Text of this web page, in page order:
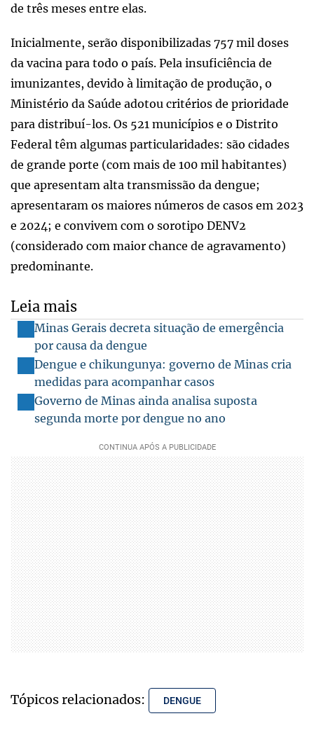
de três meses entre elas.
Inicialmente, serão disponibilizadas 757 mil doses
da vacina para todo o país. Pela insuficiência de
imunizantes, devido à limitação de produção, o
Ministério da Saúde adotou critérios de prioridade
para distribuí-los. Os 521 municípios e o Distrito
Federal têm algumas particularidades: são cidades
de grande porte (com mais de 100 mil habitantes)
que apresentam alta transmissão da dengue;
apresentaram os maiores números de casos em 2023
e 2024; e convivem com o sorotipo DENV2
(considerado com maior chance de agravamento)
predominante.
Leia mais
Minas Gerais decreta situação de emergência
por causa da dengue
Dengue e chikungunya: governo de Minas cria
medidas para acompanhar casos
Governo de Minas ainda analisa suposta
segunda morte por dengue no ano
Tópicos relacionados: DENGUE